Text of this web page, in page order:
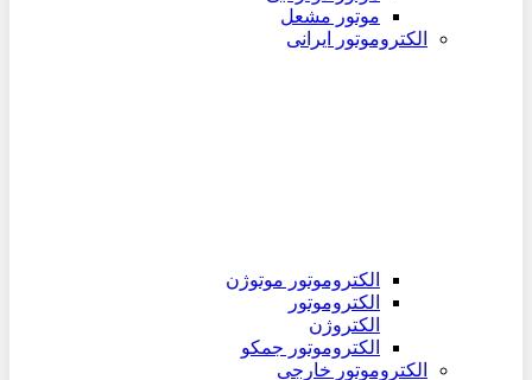
موتور مشعل
الکتروموتور ایرانی
الکتروموتور موتوژن
الکتروموتور
الکتروژن
الکتروموتور جمکو
الکتروموتور خارجی